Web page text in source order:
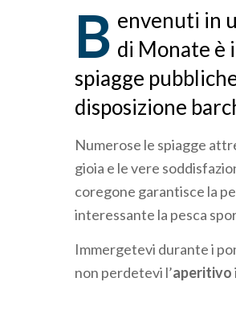
B envenuti in
di Monate è
spiagge
disposizione
Numerose le spiagge
gioia e le vere
coregone garantisce la
interessante la pesca
Immergetevi durante i
non perdetevi l’aperitivo